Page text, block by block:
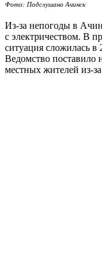
Фото: Подслушано Ачинск
Из-за непогоды в
с электричеством. В
ситуация сложилась в
Ведомство поставило
местных жителей из-